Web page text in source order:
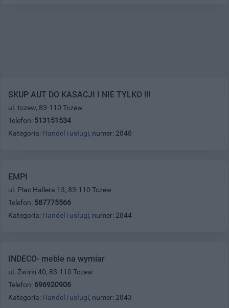
SKUP AUT DO KASACJI I NIE TYLKO !!!
ul. tczew, 83-110 Tczew
Telefon: 513151534
Kategoria: Handel i usługi, numer: 2848
EMPI
ul. Plac Hallera 13, 83-110 Tczew
Telefon: 587775566
Kategoria: Handel i usługi, numer: 2844
INDECO- meble na wymiar
ul. Żwirki 40, 83-110 Tczew
Telefon: 696920906
Kategoria: Handel i usługi, numer: 2843